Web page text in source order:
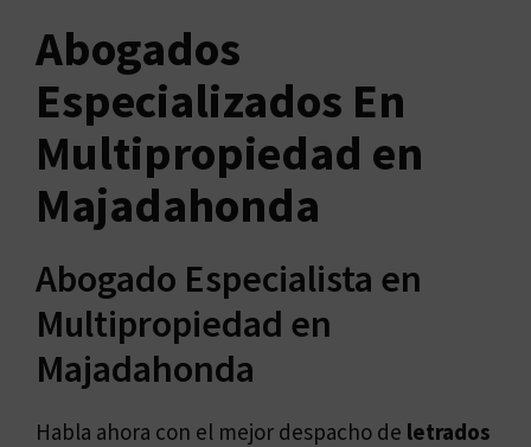
Abogados
Especializados En
Multipropiedad en
Majadahonda
Abogado Especialista en
Multipropiedad en
Majadahonda
Habla ahora con el mejor despacho de letrados